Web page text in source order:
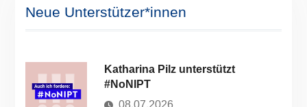
Neue Unterstützer*innen
Katharina Pilz unterstützt
#NoNIPT
08.07.2026